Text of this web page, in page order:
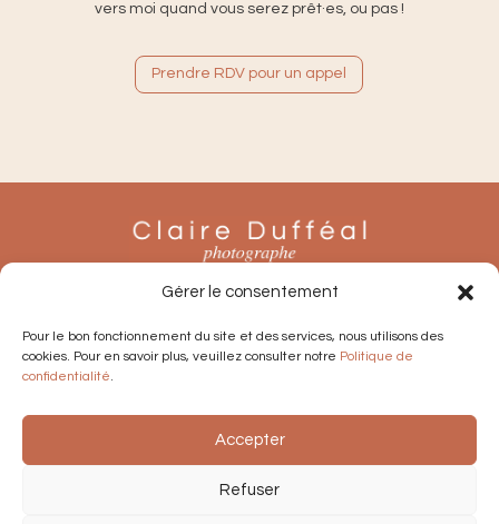
Gérer le consentement
Pour le bon fonctionnement du site et des services, nous utilisons des
cookies. Pour en savoir plus, veuillez consulter notre Politique de
confidentialité.
Accepter
Refuser
vers moi quand vous serez prêt·es, ou pas !
Prendre RDV pour un appel
Conditions générales de vente
Mentions légales
Politique de confidentialité